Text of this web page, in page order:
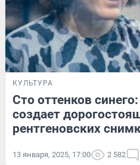
КУЛЬТУРА
Сто оттенков
создает
рентгеновских
13 января, 2025, 17:00 2 582